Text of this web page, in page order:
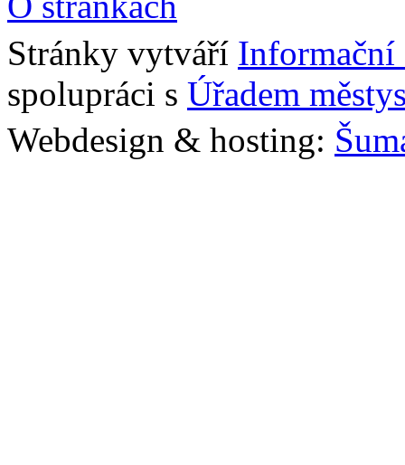
Stránky vytváří Informační
spolupráci s Úřadem
Webdesign & hosting: